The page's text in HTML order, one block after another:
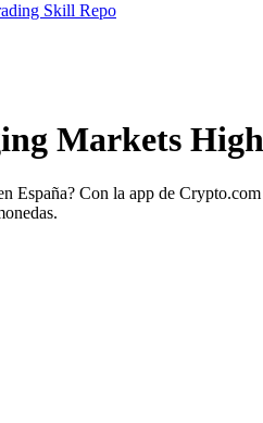
Skill Repo
Markets
Con la app de